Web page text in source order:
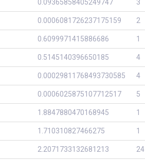
0.09365858405249747 3
0.0006081726237175159 2
0.6099971415886686 1
0.5145140396650185 4
0.00029811768493730585 4
0.0006025875107712517 5
1.8847880470168945 1
1.710310827466275 1
2.2071733132681213 24